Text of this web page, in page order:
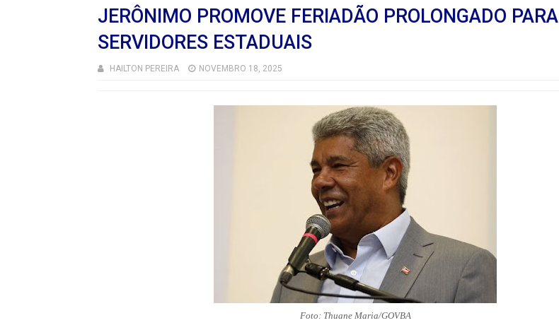
JERÔNIMO PROMOVE FERIADÃO PROLONGADO PARA
SERVIDORES ESTADUAIS
HAILTON PEREIRA NOVEMBRO 18, 2025
Foto: Thuane Maria/GOVBA